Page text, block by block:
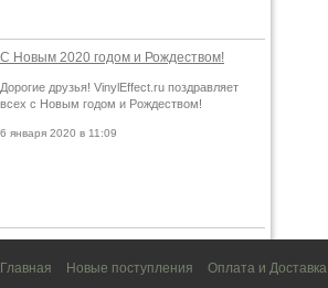
С Новым 2020 годом и Рождеством!
Дорогие друзья! VinylEffect.ru поздравляет
всех с Новым годом и Рождеством!
6 января 2020 в 11:09
Главная Новые поступления Оплата и Доставка